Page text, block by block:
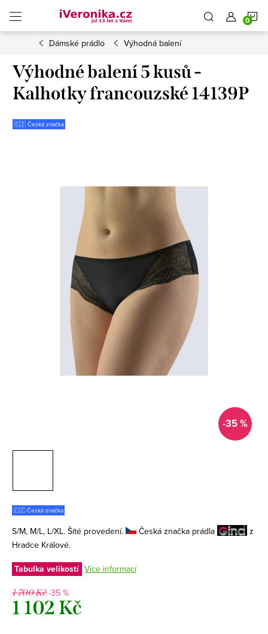
obsah
Dámské prádlo Výhodná balení
Výhodné balení 5 kusů -
Kalhotky francouzské 14139P
🇨🇿 Česká značka
-35 %
🇨🇿 Česká značka
S/M, M/L, L/XL. Šité provedení. Česká značka prádla
z
Hradce Králové.
Tabulka velikostí Více informací
1 700 Kč-35 %
1 102 Kč